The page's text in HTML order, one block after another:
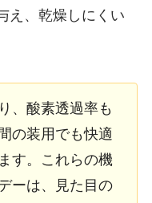
え、乾燥しにくい
、酸素透過率も
の装用でも快適
す。これらの機
ーは、見た目の